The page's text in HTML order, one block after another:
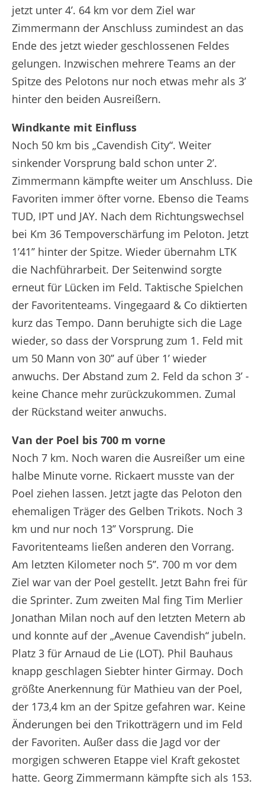
jetzt unter 4’. 64 km vor dem Ziel war
Zimmermann der Anschluss zumindest an das
Ende des jetzt wieder geschlossenen Feldes
gelungen. Inzwischen mehrere Teams an der
Spitze des Pelotons nur noch etwas mehr als 3’
hinter den beiden Ausreißern.
Windkante mit Einfluss
Noch 50 km bis „Cavendish City“. Weiter
sinkender Vorsprung bald schon unter 2’.
Zimmermann kämpfte weiter um Anschluss. Die
Favoriten immer öfter vorne. Ebenso die Teams
TUD, IPT und JAY. Nach dem Richtungswechsel
bei Km 36 Tempoverschärfung im Peloton. Jetzt
1’41’’ hinter der Spitze. Wieder übernahm LTK
die Nachführarbeit. Der Seitenwind sorgte
erneut für Lücken im Feld. Taktische Spielchen
der Favoritenteams. Vingegaard & Co diktierten
kurz das Tempo. Dann beruhigte sich die Lage
wieder, so dass der Vorsprung zum 1. Feld mit
um 50 Mann von 30’’ auf über 1’ wieder
anwuchs. Der Abstand zum 2. Feld da schon 3’ -
keine Chance mehr zurückzukommen. Zumal
der Rückstand weiter anwuchs.
Van der Poel bis 700 m vorne
Noch 7 km. Noch waren die Ausreißer um eine
halbe Minute vorne. Rickaert musste van der
Poel ziehen lassen. Jetzt jagte das Peloton den
ehemaligen Träger des Gelben Trikots. Noch 3
km und nur noch 13’’ Vorsprung. Die
Favoritenteams ließen anderen den Vorrang.
Am letzten Kilometer noch 5’’. 700 m vor dem
Ziel war van der Poel gestellt. Jetzt Bahn frei für
die Sprinter. Zum zweiten Mal fing Tim Merlier
Jonathan Milan noch auf den letzten Metern ab
und konnte auf der „Avenue Cavendish“ jubeln.
Platz 3 für Arnaud de Lie (LOT). Phil Bauhaus
knapp geschlagen Siebter hinter Girmay. Doch
größte Anerkennung für Mathieu van der Poel,
der 173,4 km an der Spitze gefahren war. Keine
Änderungen bei den Trikotträgern und im Feld
der Favoriten. Außer dass die Jagd vor der
morgigen schweren Etappe viel Kraft gekostet
hatte. Georg Zimmermann kämpfte sich als 153.